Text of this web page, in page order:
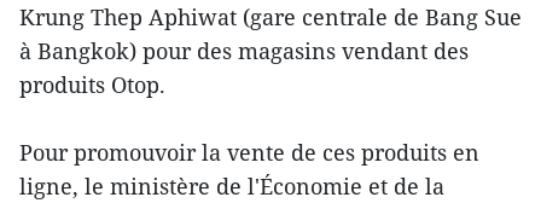
Krung Thep Aphiwat (gare centrale de Bang Sue
à Bangkok) pour des magasins vendant des
produits Otop.
Pour promouvoir la vente de ces produits en
ligne, le ministère de l'Économie et de la